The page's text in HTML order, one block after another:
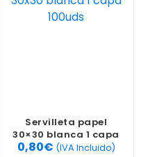
Servilleta papel
30×30 blanca 1 capa
100uds
0,80€ (IVA Incluido)